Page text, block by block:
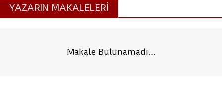
YAZARIN MAKALELERİ
Makale Bulunamadı...